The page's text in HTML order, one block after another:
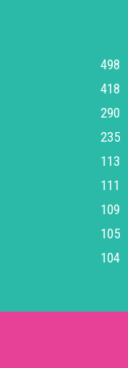
498
418
290
235
113
111
109
105
104